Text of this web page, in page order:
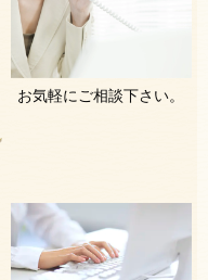
お気軽にご相談下さい。